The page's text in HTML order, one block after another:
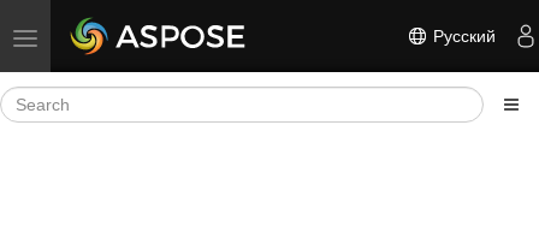
Toggle navigation Русский